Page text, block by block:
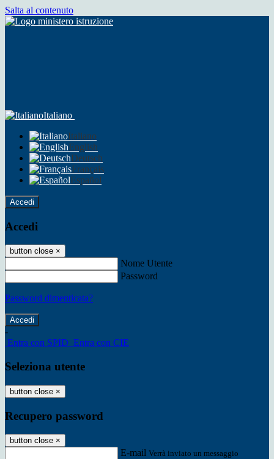
Salta al contenuto
Italiano
Italiano
English
Deutsch
Français
Español
Accedi
Accedi
button close ×
Nome Utente
Password
Password dimenticata?
-
Entra con SPID Entra con CIE
Seleziona utente
button close ×
Recupero password
button close ×
E-mail Verrà inviato un messaggio